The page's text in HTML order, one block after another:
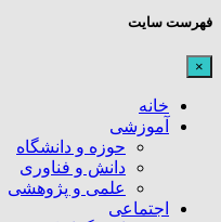
فهرست سایت
×
خانه
آموزشی
حوزه و دانشگاه
دانش و فناوری
علمی و پژوهشی
اجتماعی